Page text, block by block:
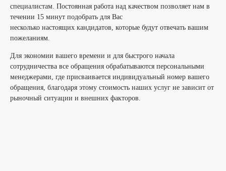
специалистам. Постоянная работа над качеством позволяет нам в
течении 15 минут подобрать для Вас
несколько настоящих кандидатов, которые будут отвечать вашим
пожеланиям.
Для экономии вашего времени и для быстрого начала
сотрудничества все обращения обрабатываются персональными
менеджерами, где присваивается индивидуальный номер вашего
обращения, благодаря этому стоимость наших услуг не зависит от
рыночный ситуации и внешних факторов.